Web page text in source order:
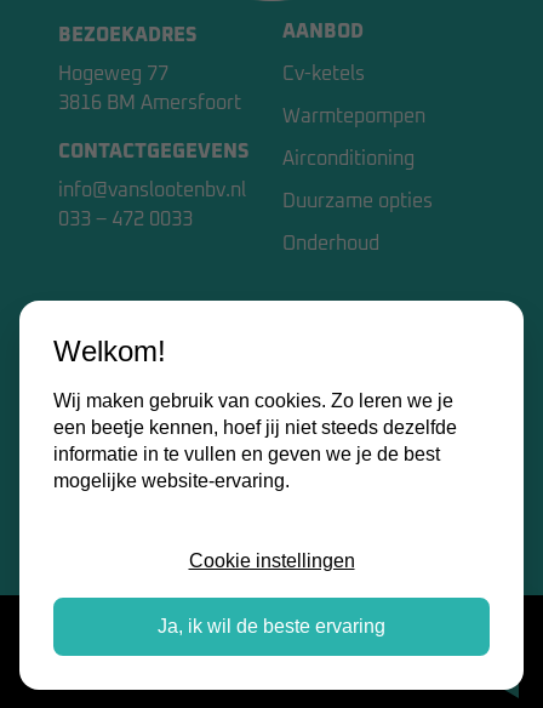
BEZOEKADRES
Hogeweg 77
3816 BM Amersfoort
CONTACTGEGEVENS
info@vanslootenbv.nl
033 – 472 0033
AANBOD
Cv-ketels
Warmtepompen
Airconditioning
Duurzame opties
Onderhoud
Home
Over ons
Kennisbank
Contact
Algemene voorwaarden|Privacy
Welkom!
Wij maken gebruik van cookies. Zo leren we je
een beetje kennen, hoef jij niet steeds dezelfde
informatie in te vullen en geven we je de best
mogelijke website-ervaring.
Cookie instellingen
Ja, ik wil de beste ervaring